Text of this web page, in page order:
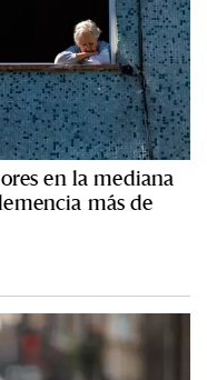
en la mediana
más de